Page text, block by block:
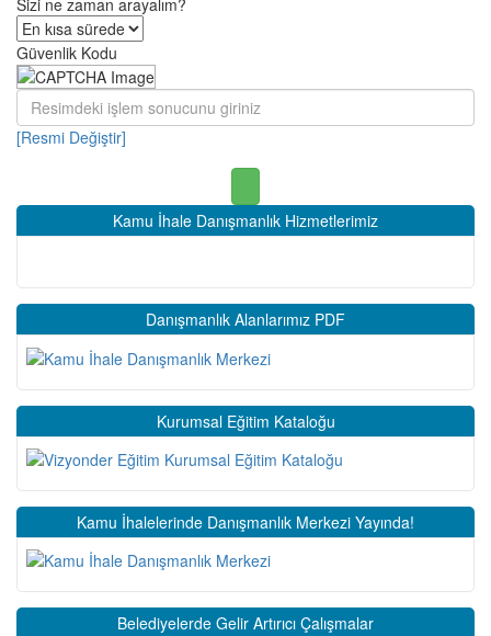
Sizi ne zaman arayalım?
Güvenlik Kodu
[Resmi Değiştir]
Kamu İhale Danışmanlık Hizmetlerimiz
Danışmanlık Alanlarımız PDF
Kurumsal Eğitim Kataloğu
Kamu İhalelerinde Danışmanlık Merkezi Yayında!
Belediyelerde Gelir Artırıcı Çalışmalar